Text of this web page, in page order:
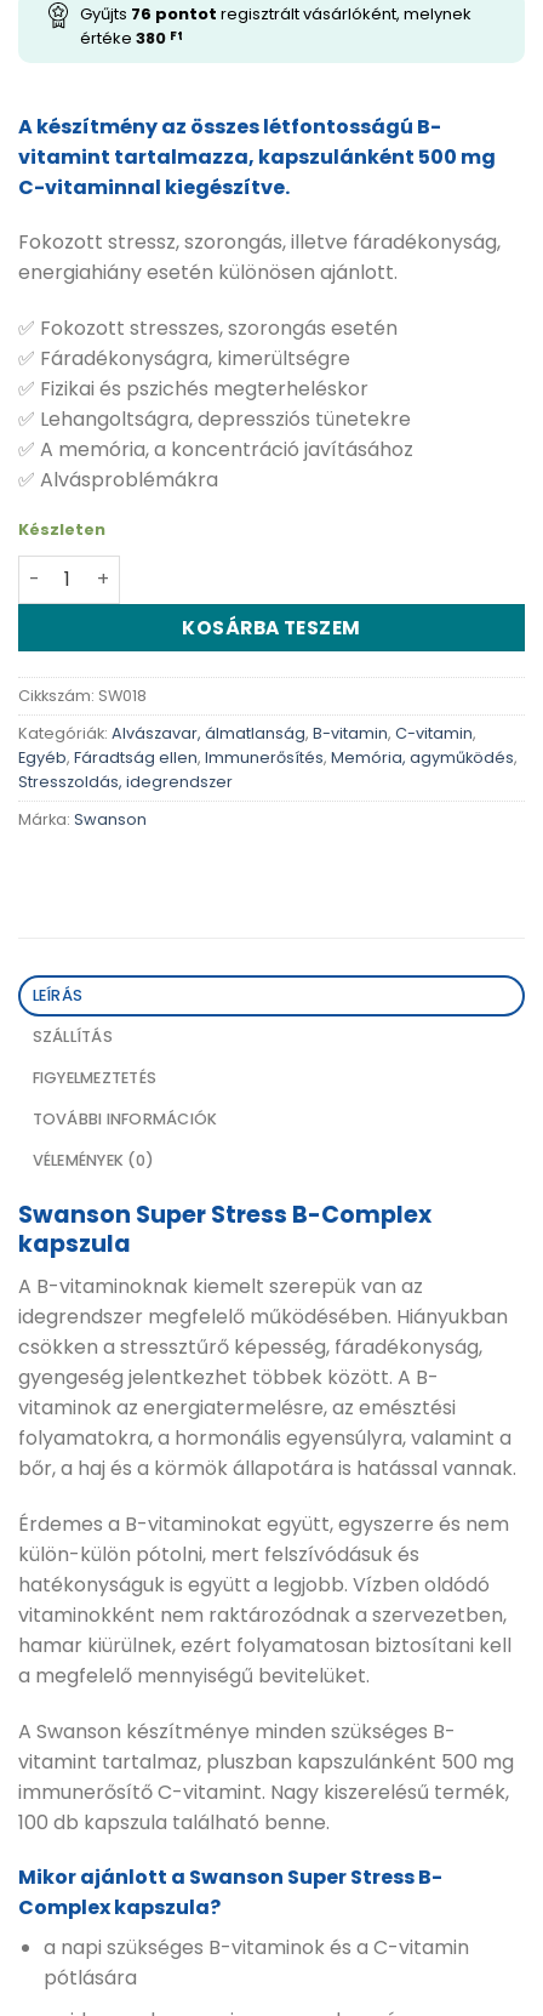
Gyűjts 76 pontot regisztrált vásárlóként, melynek
értéke 380 Ft
A készítmény az összes létfontosságú B-
vitamint tartalmazza, kapszulánként 500 mg
C-vitaminnal kiegészítve.
Fokozott stressz, szorongás, illetve fáradékonyság,
energiahiány esetén különösen ajánlott.
✅ Fokozott stresszes, szorongás esetén
✅ Fáradékonyságra, kimerültségre
✅ Fizikai és pszichés megterheléskor
✅ Lehangoltságra, depressziós tünetekre
✅ A memória, a koncentráció javításához
✅ Alvásproblémákra
Készleten
Swanson B-komplex C vitaminnal - 100 db kapszula
KOSÁRBA TESZEM
Cikkszám: SW018
Kategóriák: Alvászavar, álmatlanság, B-vitamin, C-vitamin,
Egyéb, Fáradtság ellen, Immunerősítés, Memória, agyműködés,
Stresszoldás, idegrendszer
Márka: Swanson
LEÍRÁS
SZÁLLÍTÁS
FIGYELMEZTETÉS
TOVÁBBI INFORMÁCIÓK
VÉLEMÉNYEK (0)
Swanson Super Stress B-Complex
kapszula
A B-vitaminoknak kiemelt szerepük van az
idegrendszer megfelelő működésében. Hiányukban
csökken a stressztűrő képesség, fáradékonyság,
gyengeség jelentkezhet többek között. A B-
vitaminok az energiatermelésre, az emésztési
folyamatokra, a hormonális egyensúlyra, valamint a
bőr, a haj és a körmök állapotára is hatással vannak.
Érdemes a B-vitaminokat együtt, egyszerre és nem
külön-külön pótolni, mert felszívódásuk és
hatékonyságuk is együtt a legjobb. Vízben oldódó
vitaminokként nem raktározódnak a szervezetben,
hamar kiürülnek, ezért folyamatosan biztosítani kell
a megfelelő mennyiségű bevitelüket.
A Swanson készítménye minden szükséges B-
vitamint tartalmaz, pluszban kapszulánként 500 mg
immunerősítő C-vitamint. Nagy kiszerelésű termék,
100 db kapszula található benne.
Mikor ajánlott a Swanson Super Stress B-
Complex kapszula?
a napi szükséges B-vitaminok és a C-vitamin
pótlására